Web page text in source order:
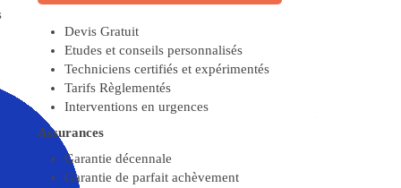
Devis Gratuit
Etudes et conseils personnalisés
Techniciens certifiés et expérimentés
Tarifs Règlementés
Interventions en urgences
Assurances
Garantie décennale
Garantie de parfait achèvement